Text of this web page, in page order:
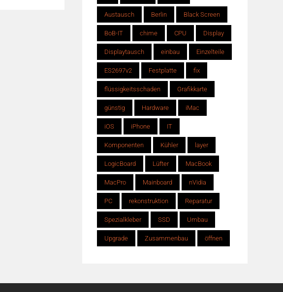
Austausch Berlin Black Screen
BoB-IT chime CPU Display
Displaytausch einbau Einzelteile
ES2697v2 Festplatte fix
flüssigkeitsschaden Grafikkarte
günstig Hardware iMac
iOS iPhone IT
Komponenten Kühler layer
LogicBoard Lüfter MacBook
MacPro Mainboard nVidia
PC rekonstruktion Reparatur
Spezialkleber SSD Umbau
Upgrade Zusammenbau öffnen